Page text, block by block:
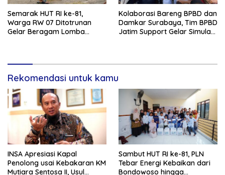
Semarak HUT RI ke-81,
Warga RW 07 Ditotrunan
Gelar Beragam Lomba
Kolaborasi Bareng BPBD dan
Damkar Surabaya, Tim BPBD
Jatim Support Gelar Simulasi
Rekomendasi untuk kamu
INSA Apresiasi Kapal
Penolong usai Kebakaran KM
Mutiara Sentosa II, Usul
Sambut HUT RI ke-81, PLN
Tebar Energi Kebaikan dari
Bondowoso hingga